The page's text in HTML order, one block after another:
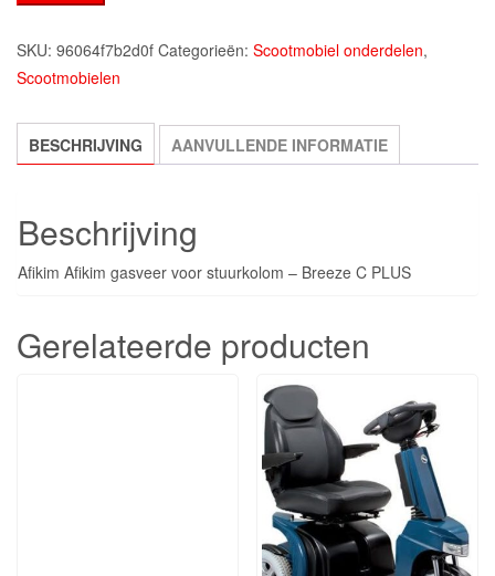
SKU: 96064f7b2d0f Categorieën: Scootmobiel onderdelen,
Scootmobielen
BESCHRIJVING AANVULLENDE INFORMATIE
Beschrijving
Afikim Afikim gasveer voor stuurkolom – Breeze C PLUS
Gerelateerde producten